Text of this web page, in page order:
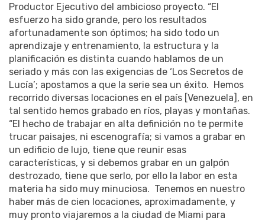
Productor Ejecutivo del ambicioso proyecto. “El
esfuerzo ha sido grande, pero los resultados
afortunadamente son óptimos; ha sido todo un
aprendizaje y entrenamiento, la estructura y la
planificación es distinta cuando hablamos de un
seriado y más con las exigencias de ‘Los Secretos de
Lucía’; apostamos a que la serie sea un éxito. Hemos
recorrido diversas locaciones en el país [Venezuela], en
tal sentido hemos grabado en ríos, playas y montañas.
“El hecho de trabajar en alta definición no te permite
trucar paisajes, ni escenografía; si vamos a grabar en
un edificio de lujo, tiene que reunir esas
características, y si debemos grabar en un galpón
destrozado, tiene que serlo, por ello la labor en esta
materia ha sido muy minuciosa. Tenemos en nuestro
haber más de cien locaciones, aproximadamente, y
muy pronto viajaremos a la ciudad de Miami para